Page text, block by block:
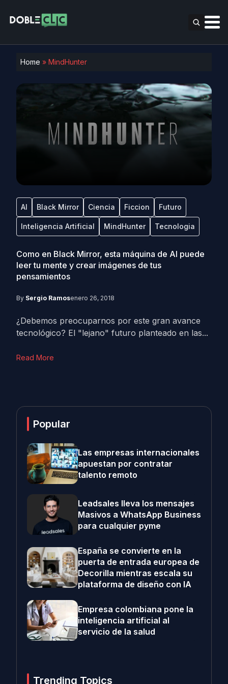
Home » MindHunter
AI Black Mirror Ciencia Ficcion Futuro
Inteligencia Artificial MindHunter Tecnologia
Como en Black Mirror, esta máquina de AI puede
leer tu mente y crear imágenes de tus
pensamientos
By Sergio Ramosenero 26, 2018
¿Debemos preocuparnos por este gran avance
tecnológico? El "lejano" futuro planteado en las...
Read More
Popular
Las empresas internacionales
apuestan por contratar
talento remoto
Leadsales lleva los mensajes
Masivos a WhatsApp Business
para cualquier pyme
España se convierte en la
puerta de entrada europea de
Decorilla mientras escala su
plataforma de diseño con IA
Empresa colombiana pone la
inteligencia artificial al
servicio de la salud
Trending Topics